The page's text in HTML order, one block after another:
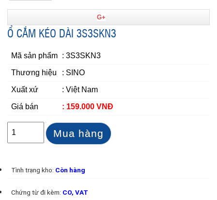
G+
Ổ CẮM KÉO DÀI 3S3SKN3
Mã sản phẩm : 3S3SKN3
Thương hiệu : SINO
Xuất xứ : Việt Nam
Giá bán : 159.000 VNĐ
Mua hàng
Tình trạng kho: Còn hàng
Chứng từ đi kèm: CO, VAT